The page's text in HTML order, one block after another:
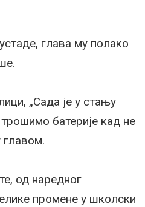
глава му полако
„Сада је у стању
батерије кад не
од наредног
промене у школски